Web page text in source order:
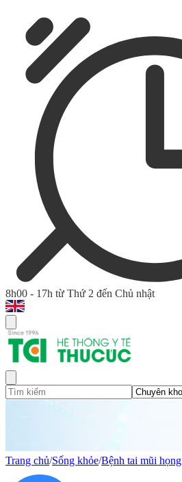
8h00 - 17h từ Thứ 2 đến Chủ nhật
Trang chủ/Sống khỏe/Bệnh tai mũi họng